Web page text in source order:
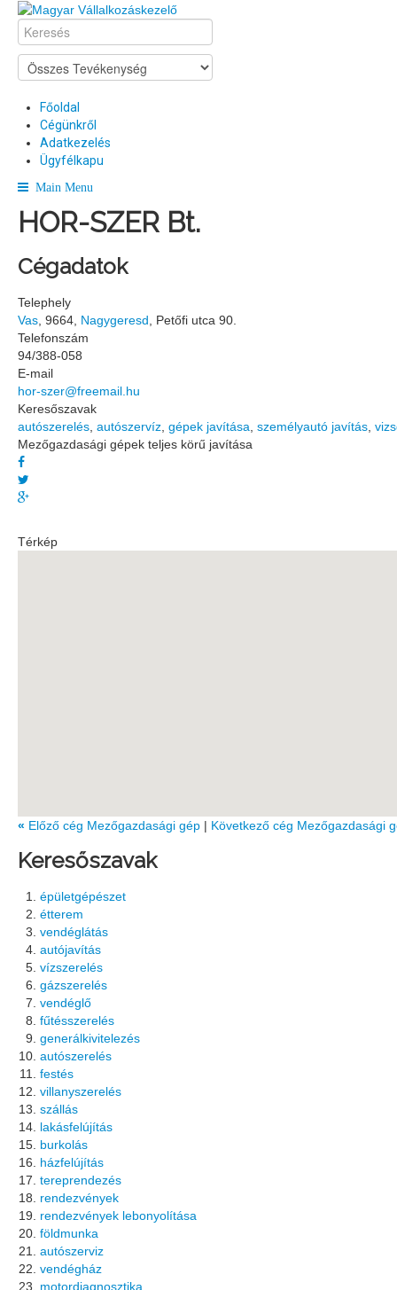
Főoldal
Cégünkről
Adatkezelés
Ügyfélkapu
Main Menu
HOR-SZER Bt.
Cégadatok
Telephely
Vas, 9664, Nagygeresd, Petőfi utca 90.
Telefonszám
94/388-058
E-mail
hor-szer@freemail.hu
Keresőszavak
autószerelés, autószervíz, gépek javítása, személyautó javítás,
Mezőgazdasági gépek teljes körű javítása
Térkép
« Előző cég Mezőgazdasági gép | Következő cég Mezőgazdasági
Keresőszavak
épületgépészet
étterem
vendéglátás
autójavítás
vízszerelés
gázszerelés
vendéglő
fűtésszerelés
generálkivitelezés
autószerelés
festés
villanyszerelés
szállás
lakásfelújítás
burkolás
házfelújítás
tereprendezés
rendezvények
rendezvények lebonyolítása
földmunka
autószerviz
vendégház
motordiagnosztika